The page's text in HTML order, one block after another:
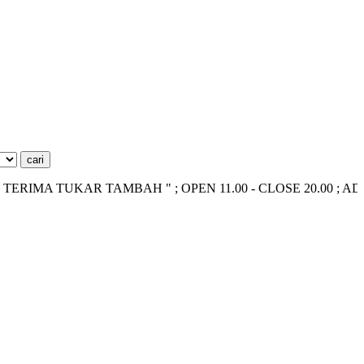
TUKAR TAMBAH " ; OPEN 11.00 - CLOSE 20.00 ; ADMIN